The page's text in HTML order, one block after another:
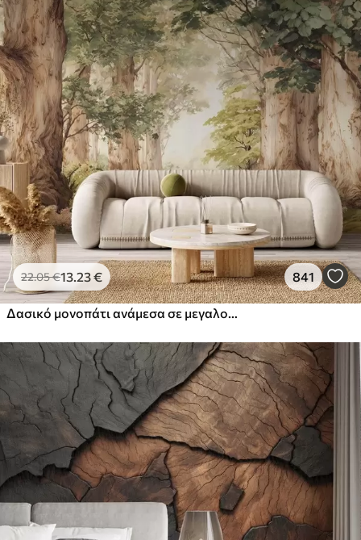
22.05€13 .23€ 841